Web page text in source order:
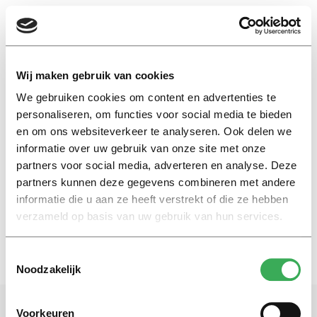
Wij maken gebruik van cookies
We gebruiken cookies om content en advertenties te
personaliseren, om functies voor social media te bieden
en om ons websiteverkeer te analyseren. Ook delen we
informatie over uw gebruik van onze site met onze
partners voor social media, adverteren en analyse. Deze
partners kunnen deze gegevens combineren met andere
informatie die u aan ze heeft verstrekt of die ze hebben
verzameld op basis van uw gebruik van hun services.
Noodzakelijk
Voorkeuren
EN
business run
Nieuws
TiU scoort op Ten Miles
05 september 2017